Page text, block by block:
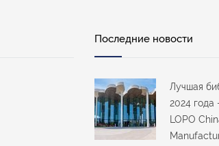
Последние новости
Лучшая
2024 года
LOPO